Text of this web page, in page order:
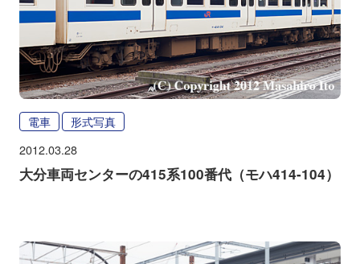
電車 形式写真
2012.03.28
大分車両センターの415系100番代（モハ414-104）